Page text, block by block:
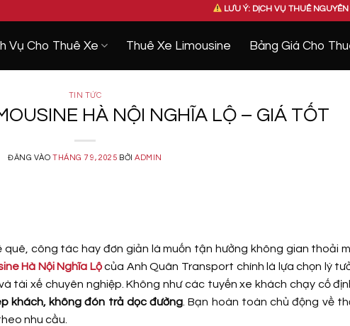
LƯU Ý: DỊCH VỤ THUÊ NGUYÊN XE DCAR –
Vụ Cho Thuê Xe Thuê Xe Limousine Bảng Giá Cho
TIN TỨC
HÀ NỘI NGHĨA LỘ – GIÁ TỐT
ĐĂNG VÀO THÁNG 7 9, 2025 BỞIADMIN
quê, công tác hay đơn giản là muốn tận hưởng không gian thoải
Hà Nội Nghĩa Lộcủa Anh Quân Transport chính là lựa chọn lý
tài xế chuyên nghiệp. Không như các tuyến xe khách chạy cố
khách, không đón trả dọc đường . Bạn hoàn toàn chủ động về
nhu cầu.